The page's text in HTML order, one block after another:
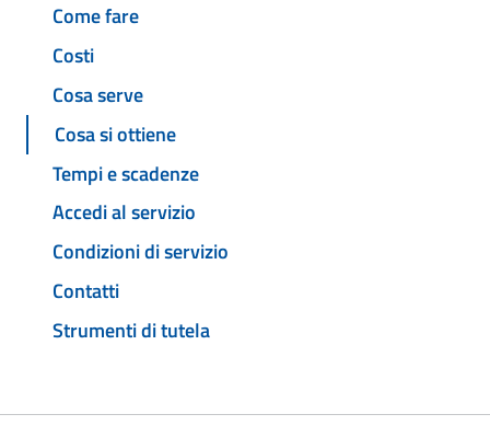
Come fare
Costi
Cosa serve
Cosa si ottiene
Tempi e scadenze
Accedi al servizio
Condizioni di servizio
Contatti
Strumenti di tutela